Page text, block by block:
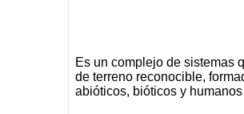
Es un complejo de sistemas
de terreno reconocible,
abióticos, bióticos y